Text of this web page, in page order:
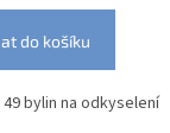
do košíku
bylin na odkyselení